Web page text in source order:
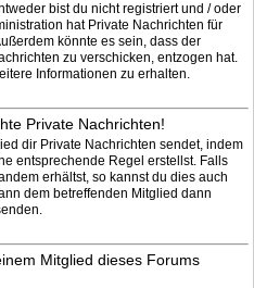
bist du nicht registriert und / oder
hat Private Nachrichten für
könnte es sein, dass der
zu verschicken, entzogen hat.
Informationen zu erhalten.
Private Nachrichten!
dir Private Nachrichten sendet, indem
entsprechende Regel erstellst. Falls
erhältst, so kannst du dies auch
dem betreffenden Mitglied dann
Mitglied dieses Forums